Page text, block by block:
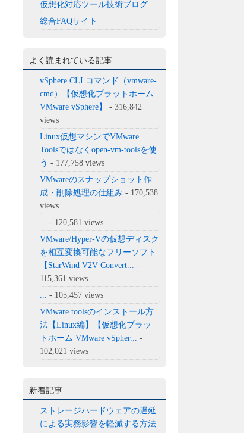
仮想化対応ツール技術ブログ
総合FAQサイト
よく読まれている記事
vSphere CLI コマンド（vmware-
cmd）【仮想化プラットホーム
VMware vSphere】
- 316,842
views
Linux仮想マシンでVMware
Toolsではなくopen-vm-toolsを使
う - 177,758 views
VMwareのスナップショット作
成・削除処理の仕組み - 170,538
views
- 120,581 views
VMware/Hyper-Vの仮想ディスク
を相互変換可能なフリーソフト
【StarWind V2V Convert...
-
115,361 views
- 105,457 views
VMware toolsのインストール方
法【Linux編】【仮想化プラッ
トホーム VMware vSpher...
-
102,021 views
新着記事
ストレージハードウェアの遅延
による実務影響を軽減する方法